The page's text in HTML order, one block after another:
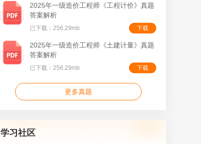
2025年一级造价工程师《工程计价》真题
答案解析
已下载：256.29mb 下载
2025年一级造价工程师《土建计量》真题
答案解析
已下载：256.29mb 下载
更多真题
学习社区